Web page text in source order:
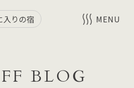
BLOG
入りの宿 MENU